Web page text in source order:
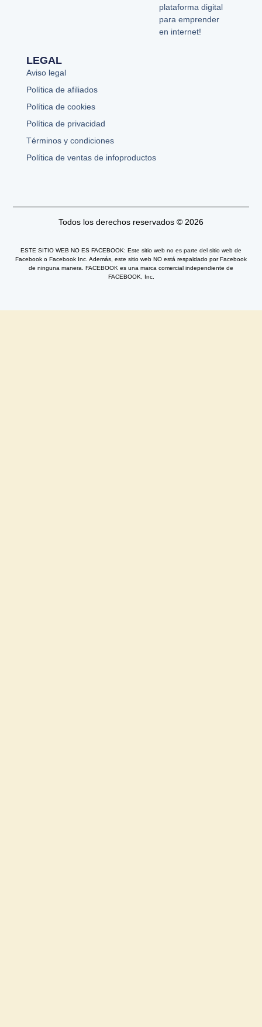
plataforma digital
para emprender
en internet!
LEGAL
Aviso legal
Política de afiliados
Política de cookies
Política de privacidad
Términos y condiciones
Política de ventas de infoproductos
Todos los derechos reservados © 2026
ESTE SITIO WEB NO ES FACEBOOK: Este sitio web no es parte del sitio web de
Facebook o Facebook Inc. Además, este sitio web NO está respaldado por Facebook
de ninguna manera. FACEBOOK es una marca comercial independiente de
FACEBOOK, Inc.